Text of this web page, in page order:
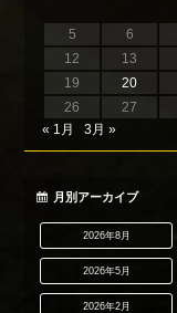
5
6
12
13
19
20
26
27
« 1月
3月 »
月別アーカイブ
2026年8月
2026年5月
2026年2月